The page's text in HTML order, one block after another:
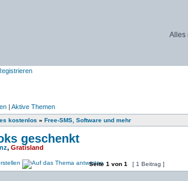
Alles
| Aktive Themen
kostenlos » Free-SMS, Software und mehr
geschenkt
, Gratisland
Seite 1 von 1 [ 1 Beitrag ]